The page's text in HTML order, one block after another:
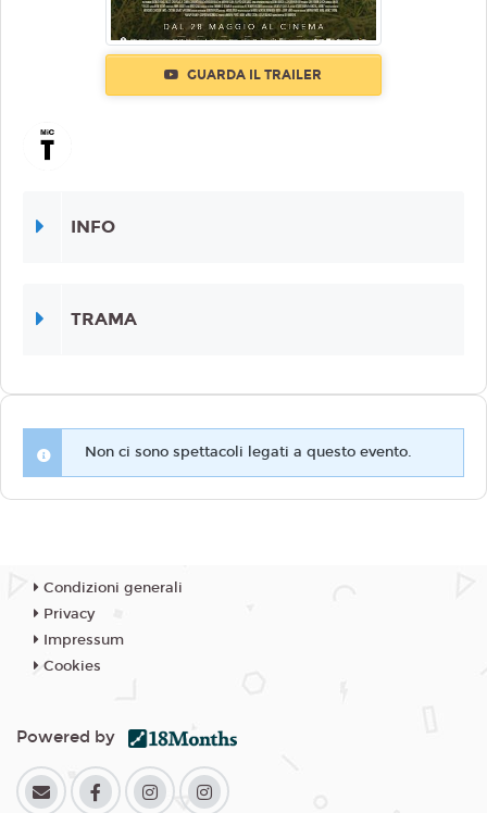
GUARDA IL TRAILER
INFO
TRAMA
Non ci sono spettacoli legati a questo evento.
Condizioni generali
Privacy
Impressum
Cookies
Powered by